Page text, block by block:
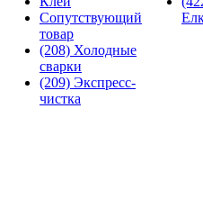
Сопутствующий
товар
(208) Холодные
сварки
(209) Экспреcс-
чистка